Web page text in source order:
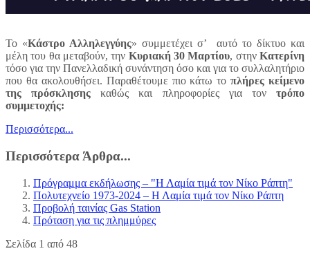
Το «Κάστρο Αλληλεγγύης» συμμετέχει σ’ αυτό το δίκτυο και
μέλη του θα μεταβούν, την Κυριακή 30 Μαρτίου, στηνΚατερίνη
τόσο για την Πανελλαδική συνάντηση όσο και για το συλλαλητήριο
που θα ακολουθήσει. Παραθέτουμε πιο κάτω τοπλήρες κείμενο
της πρόσκλησης καθώς και πληροφορίες για τοντρόπο
συμμετοχής:
Περισσότερα...
Περισσότερα Άρθρα...
Πρόγραμμα εκδήλωσης – "Η Λαμία τιμά τον Νίκο Ράπτη"
Πολυτεχνείο 1973-2024 – Η Λαμία τιμά τον Νίκο Ράπτη
Προβολή ταινίας Gas Station
Πρόταση για τις πλημμύρες
Σελίδα 1 από 48